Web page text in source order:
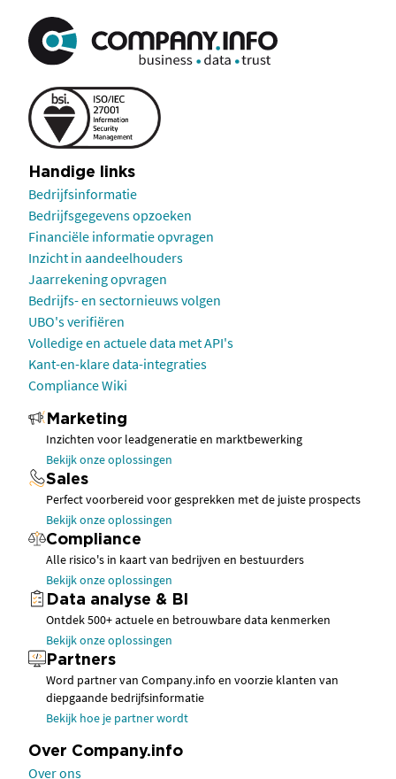
Handige links
Bedrijfsinformatie
Bedrijfsgegevens opzoeken
Financiële informatie opvragen
Inzicht in aandeelhouders
Jaarrekening opvragen
Bedrijfs- en sectornieuws volgen
UBO's verifiëren
Volledige en actuele data met API's
Kant-en-klare data-integraties
Compliance Wiki
Marketing
Inzichten voor leadgeneratie en marktbewerking
Bekijk onze oplossingen
Sales
Perfect voorbereid voor gesprekken met de juiste prospects
Bekijk onze oplossingen
Compliance
Alle risico's in kaart van bedrijven en bestuurders
Bekijk onze oplossingen
Data analyse & BI
Ontdek 500+ actuele en betrouwbare data kenmerken
Bekijk onze oplossingen
Partners
Word partner van Company.info en voorzie klanten van
diepgaande bedrijfsinformatie
Bekijk hoe je partner wordt
Over Company.info
Over ons